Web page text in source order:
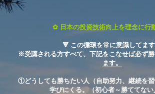
✿ 日本の投資技術向上を理念に行
🔻 この循環を常に意識してま
※受講される方すべて、下記をこなせば必ず勝
ます。
①どうしても勝ちたい人（自助努力、継続を
学びにくる。（初心者～勝ててな